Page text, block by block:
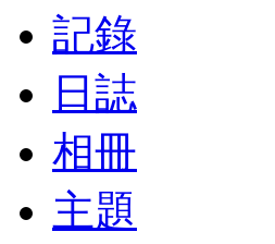
記錄
日誌
相冊
主題